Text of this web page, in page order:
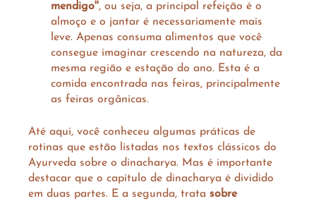
mendigo'', ou seja, a principal refeição é o
almoço e o jantar é necessariamente mais
leve. Apenas consuma alimentos que você
consegue imaginar crescendo na natureza, da
mesma região e estação do ano. Esta é a
comida encontrada nas feiras, principalmente
as feiras orgânicas.
Até aqui, você conheceu algumas práticas de
rotinas que estão listadas nos textos clássicos do
Ayurveda sobre o dinacharya. Mas é importante
destacar que o capítulo de dinacharya é dividido
em duas partes. E a segunda, trata sobre